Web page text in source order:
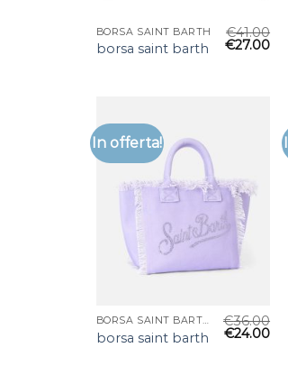
BORSA SAINT BARTH
borsa saint barth
€41.00
€27.00
In offerta!
BORSA SAINT BARTH
borsa saint barth
€36.00
€24.00